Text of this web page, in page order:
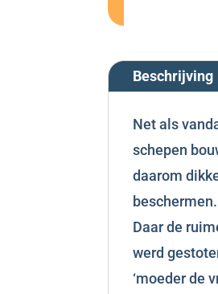
Beschrijving
Net als
schepen
daarom
beschermen.
Daar de
werd
‘moeder de